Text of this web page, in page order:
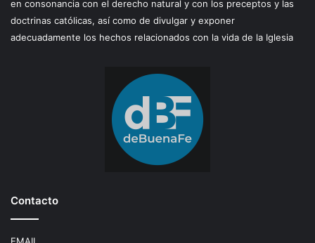
en consonancia con el derecho natural y con los preceptos y las
doctrinas católicas, así como de divulgar y exponer
adecuadamente los hechos relacionados con la vida de la Iglesia
Contacto